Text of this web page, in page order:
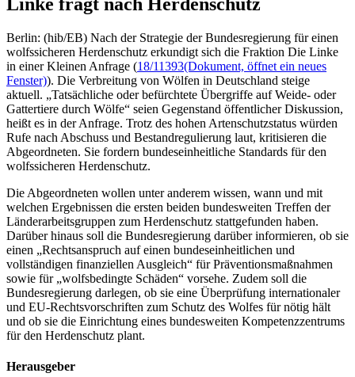
Berlin: (hib/EB) Nach der Strategie der Bundesregierung für einen
wolfssicheren Herdenschutz erkundigt sich die Fraktion Die Linke
in einer Kleinen Anfrage (18/11393(Dokument, öffnet ein neues
Fenster)). Die Verbreitung von Wölfen in Deutschland steige
aktuell. „Tatsächliche oder befürchtete Übergriffe auf Weide- oder
Gattertiere durch Wölfe“ seien Gegenstand öffentlicher Diskussion,
heißt es in der Anfrage. Trotz des hohen Artenschutzstatus würden
Rufe nach Abschuss und Bestandregulierung laut, kritisieren die
Abgeordneten. Sie fordern bundeseinheitliche Standards für den
wolfssicheren Herdenschutz.
Die Abgeordneten wollen unter anderem wissen, wann und mit
welchen Ergebnissen die ersten beiden bundesweiten Treffen der
Länderarbeitsgruppen zum Herdenschutz stattgefunden haben.
Darüber hinaus soll die Bundesregierung darüber informieren, ob sie
einen „Rechtsanspruch auf einen bundeseinheitlichen und
vollständigen finanziellen Ausgleich“ für Präventionsmaßnahmen
sowie für „wolfsbedingte Schäden“ vorsehe. Zudem soll die
Bundesregierung darlegen, ob sie eine Überprüfung internationaler
und EU-Rechtsvorschriften zum Schutz des Wolfes für nötig hält
und ob sie die Einrichtung eines bundesweiten Kompetenzzentrums
für den Herdenschutz plant.
Herausgeber